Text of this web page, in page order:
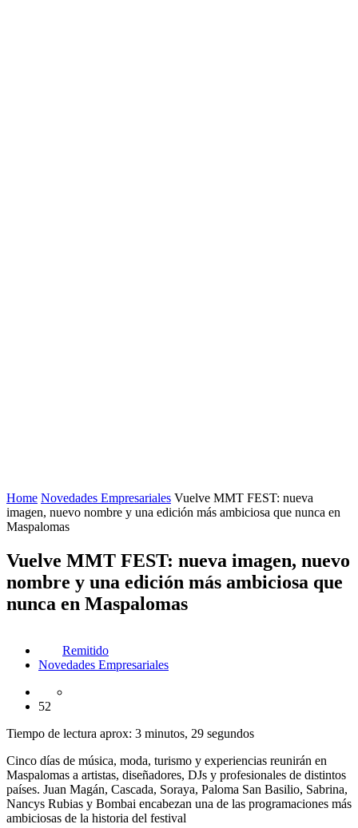
Home Novedades Empresariales Vuelve MMT FEST: nueva
imagen, nuevo nombre y una edición más ambiciosa que nunca en
Maspalomas
Vuelve MMT FEST: nueva imagen, nuevo
nombre y una edición más ambiciosa que
nunca en Maspalomas
Remitido
Novedades Empresariales
52
Tiempo de lectura aprox: 3 minutos, 29 segundos
Cinco días de música, moda, turismo y experiencias reunirán en
Maspalomas a artistas, diseñadores, DJs y profesionales de distintos
países. Juan Magán, Cascada, Soraya, Paloma San Basilio, Sabrina,
Nancys Rubias y Bombai encabezan una de las programaciones más
ambiciosas de la historia del festival